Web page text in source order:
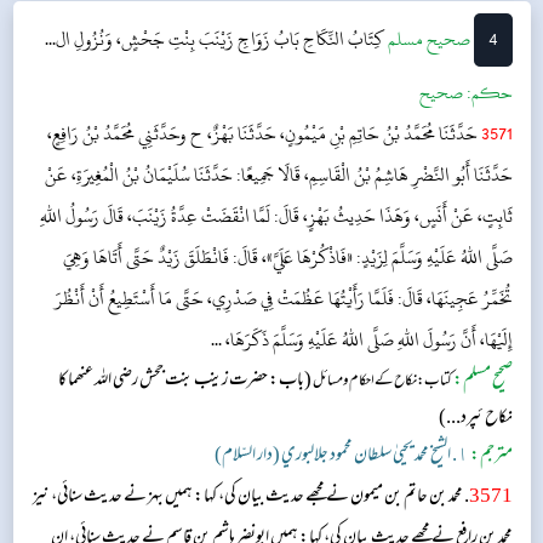
4 ‌صحيح مسلمكِتَابُ النِّكَاحِبَابُ زَوَاجِ زَيْنَبَ بِنْتِ جَحْشٍ، وَنُزُولِ ال...
حکم:صحیح
3571حَدَّثَنَا مُحَمَّدُ بْنُ حَاتِمِ بْنِ مَيْمُونٍ، حَدَّثَنَا بَهْزٌ، ح وحَدَّثَنِي مُحَمَّدُ بْنُ رَافِعٍ،
حَدَّثَنَا أَبُو النَّضْرِ هَاشِمُ بْنُ الْقَاسِمِ، قَالَا جَمِيعًا: حَدَّثَنَا سُلَيْمَانُ بْنُ الْمُغِيرَةِ، عَنْ
ثَابِتٍ، عَنْ أَنَسٍ، وَهَذَا حَدِيثُ بَهْزٍ، قَالَ: لَمَّا انْقَضَتْ عِدَّةُ زَيْنَبَ، قَالَ رَسُولُ اللهِ
صَلَّى اللهُ عَلَيْهِ وَسَلَّمَ لِزَيْدٍ: «فَاذْكُرْهَا عَلَيَّ»، قَالَ: فَانْطَلَقَ زَيْدٌ حَتَّى أَتَاهَا وَهِيَ
تُخَمِّرُ عَجِينَهَا، قَالَ: فَلَمَّا رَأَيْتُهَا عَظُمَتْ فِي صَدْرِي، حَتَّى مَا أَسْتَطِيعُ أَنْ أَنْظُرَ
إِلَيْهَا، أَنَّ رَسُولَ اللهِ صَلَّى اللهُ عَلَيْهِ وَسَلَّمَ ذَكَرَهَا، ...
صحیح مسلم:کتاب: نکاح کے احکام و مسائل(باب: حضرت زینب بنت جحش رضی اللہ عنھما کا
نکاح ئپرد...)
مترجم: ١. الشيخ محمد يحيىٰ سلطان محمود جلالبوري (دار السّلام)
3571 . محمد بن حاتم بن میمون نے مجھے حدیث بیان کی، کہا: ہمیں بہز نے حدیث سنائی، نیز